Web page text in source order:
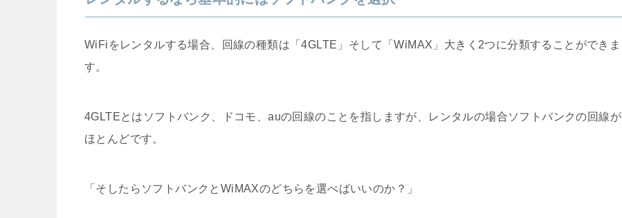
WiFiをレンタルする場合、回線の種類は「4GLTE」そして「WiMAX」大きく2つに分類することができま
す。
4GLTEとはソフトバンク、ドコモ、auの回線のことを指しますが、レンタルの場合ソフトバンクの回線が
ほとんどです。
「そしたらソフトバンクとWiMAXのどちらを選べばいいのか？」